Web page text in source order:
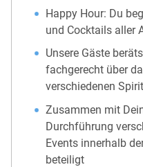
Happy Hour: Du
und Cocktails aller
Unsere Gäste
fachgerecht über
verschiedenen
Zusammen mit
Durchführung
Events innerhalb
beteiligt